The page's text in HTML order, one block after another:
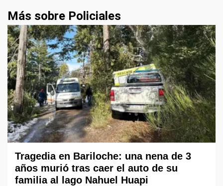
Más sobre Policiales
Tragedia en Bariloche: una nena de 3
años murió tras caer el auto de su
familia al lago Nahuel Huapi